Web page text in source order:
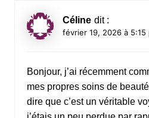
Céline dit :
février 19, 2026 à 5:15
Bonjour, j’ai récemment
mes propres soins de
dire que c’est un véritable